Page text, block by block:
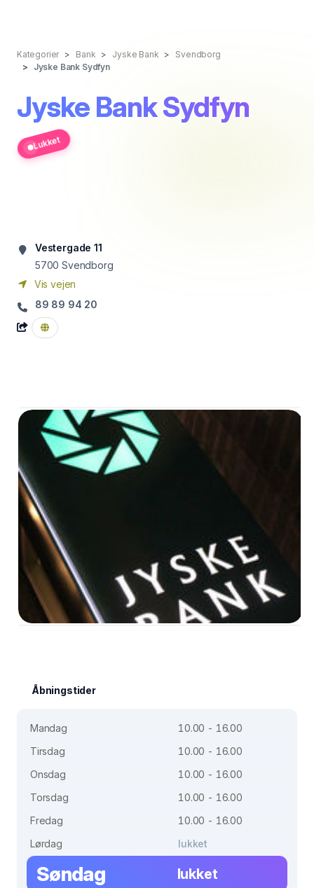
Kategorier Bank Jyske Bank
Svendborg
Jyske Bank Sydfyn
Jyske Bank Sydfyn
Lukket
Vestergade 11
5700 Svendborg
Vis vejen
89 89 94 20
Åbningstider
Mandag
10.00 - 16.00
Tirsdag
10.00 - 16.00
Onsdag
10.00 - 16.00
Torsdag
10.00 - 16.00
Fredag
10.00 - 16.00
Lørdag
lukket
Søndag lukket